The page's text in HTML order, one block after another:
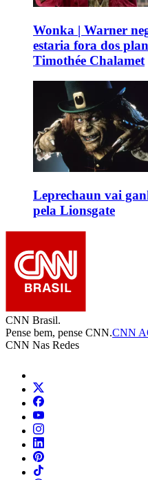
Wonka | Warner
estaria fora dos
Timothée Chalamet
Leprechaun vai
pela Lionsgate
CNN Brasil.
Pense bem, pense CNN.CNN
CNN Nas Redes